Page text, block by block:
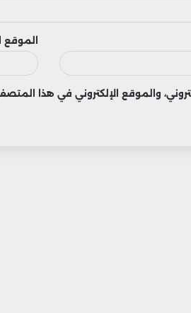
الموقع
والموقع الإلكتروني في هذا